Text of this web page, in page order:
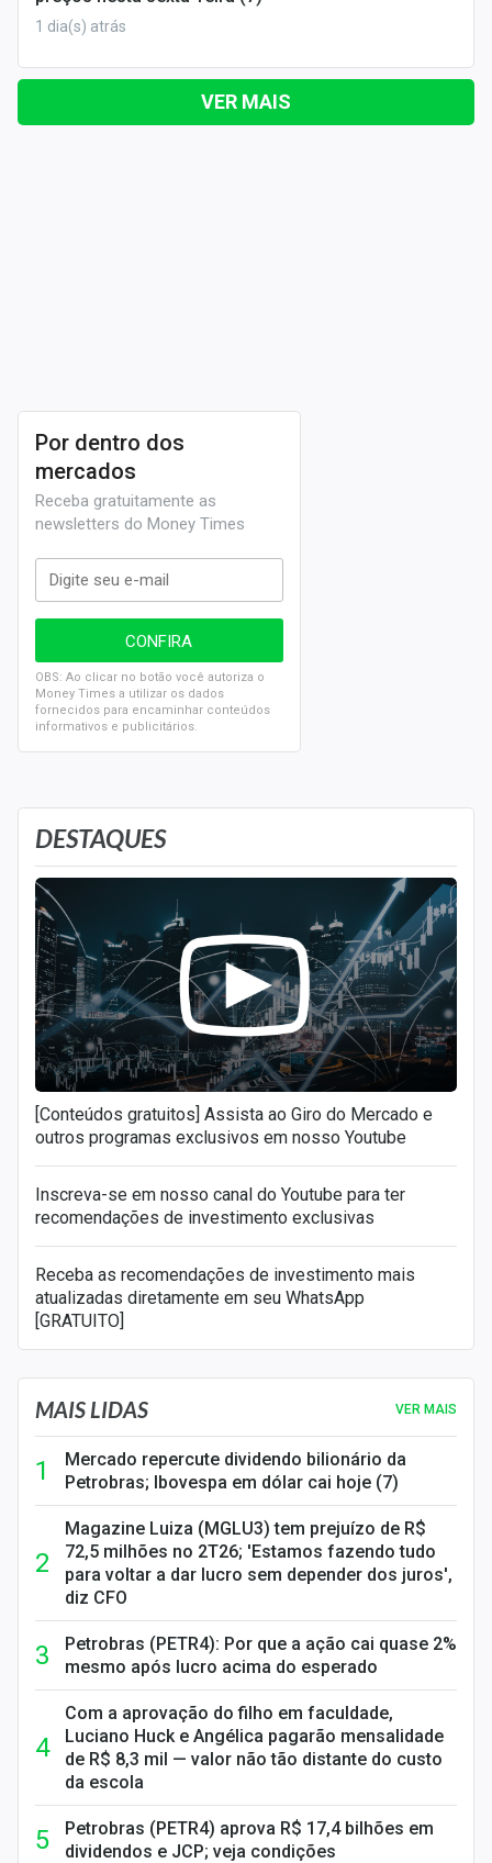
1 dia(s) atrás
VER MAIS
DESTAQUES
[Conteúdos gratuitos] Assista ao Giro do Mercado e
outros programas exclusivos em nosso Youtube
Inscreva-se em nosso canal do Youtube para ter
recomendações de investimento exclusivas
Receba as recomendações de investimento mais
atualizadas diretamente em seu WhatsApp
[GRATUITO]
Por dentro dos
mercados
Receba gratuitamente as
newsletters do Money Times
OBS: Ao clicar no botão você autoriza o
Money Times a utilizar os dados
fornecidos para encaminhar conteúdos
informativos e publicitários.
MAIS LIDAS VER MAIS
Mercado repercute dividendo bilionário da
Petrobras; Ibovespa em dólar cai hoje (7)
Magazine Luiza (MGLU3) tem prejuízo de R$
72,5 milhões no 2T26; 'Estamos fazendo tudo
para voltar a dar lucro sem depender dos juros',
diz CFO
Petrobras (PETR4): Por que a ação cai quase 2%
mesmo após lucro acima do esperado
Com a aprovação do filho em faculdade,
Luciano Huck e Angélica pagarão mensalidade
de R$ 8,3 mil — valor não tão distante do custo
da escola
Petrobras (PETR4) aprova R$ 17,4 bilhões em
dividendos e JCP; veja condições